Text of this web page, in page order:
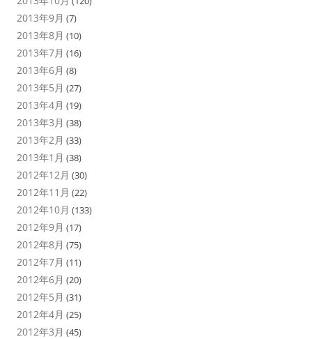
2013年9月 (7)
2013年8月 (10)
2013年7月 (16)
2013年6月 (8)
2013年5月 (27)
2013年4月 (19)
2013年3月 (38)
2013年2月 (33)
2013年1月 (38)
2012年12月 (30)
2012年11月 (22)
2012年10月 (133)
2012年9月 (17)
2012年8月 (75)
2012年7月 (11)
2012年6月 (20)
2012年5月 (31)
2012年4月 (25)
2012年3月 (45)